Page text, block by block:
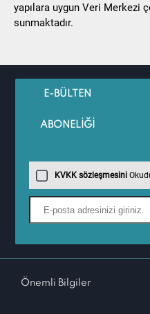
yapılara uygun Veri Merkezi
sunmaktadır.
E-BÜLTEN
ABONELİĞİ
KVKK sözleşmesini
Önemli Bilgiler